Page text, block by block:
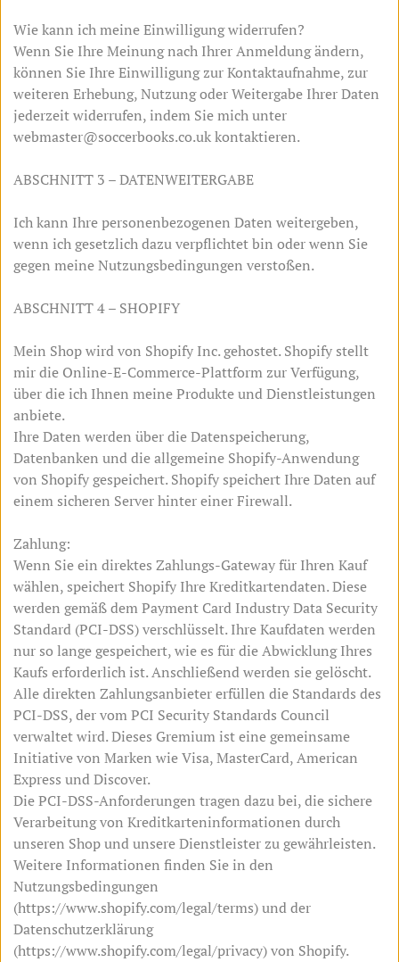
Wie kann ich meine Einwilligung widerrufen?
Wenn Sie Ihre Meinung nach Ihrer Anmeldung ändern,
können Sie Ihre Einwilligung zur Kontaktaufnahme, zur
weiteren Erhebung, Nutzung oder Weitergabe Ihrer Daten
jederzeit widerrufen, indem Sie mich unter
webmaster@soccerbooks.co.uk kontaktieren.
ABSCHNITT 3 – DATENWEITERGABE
Ich kann Ihre personenbezogenen Daten weitergeben,
wenn ich gesetzlich dazu verpflichtet bin oder wenn Sie
gegen meine Nutzungsbedingungen verstoßen.
ABSCHNITT 4 – SHOPIFY
Mein Shop wird von Shopify Inc. gehostet. Shopify stellt
mir die Online-E-Commerce-Plattform zur Verfügung,
über die ich Ihnen meine Produkte und Dienstleistungen
anbiete.
Ihre Daten werden über die Datenspeicherung,
Datenbanken und die allgemeine Shopify-Anwendung
von Shopify gespeichert. Shopify speichert Ihre Daten auf
einem sicheren Server hinter einer Firewall.
Zahlung:
Wenn Sie ein direktes Zahlungs-Gateway für Ihren Kauf
wählen, speichert Shopify Ihre Kreditkartendaten. Diese
werden gemäß dem Payment Card Industry Data Security
Standard (PCI-DSS) verschlüsselt. Ihre Kaufdaten werden
nur so lange gespeichert, wie es für die Abwicklung Ihres
Kaufs erforderlich ist. Anschließend werden sie gelöscht.
Alle direkten Zahlungsanbieter erfüllen die Standards des
PCI-DSS, der vom PCI Security Standards Council
verwaltet wird. Dieses Gremium ist eine gemeinsame
Initiative von Marken wie Visa, MasterCard, American
Express und Discover.
Die PCI-DSS-Anforderungen tragen dazu bei, die sichere
Verarbeitung von Kreditkarteninformationen durch
unseren Shop und unsere Dienstleister zu gewährleisten.
Weitere Informationen finden Sie in den
Nutzungsbedingungen
(https://www.shopify.com/legal/terms) und der
Datenschutzerklärung
(https://www.shopify.com/legal/privacy) von Shopify.